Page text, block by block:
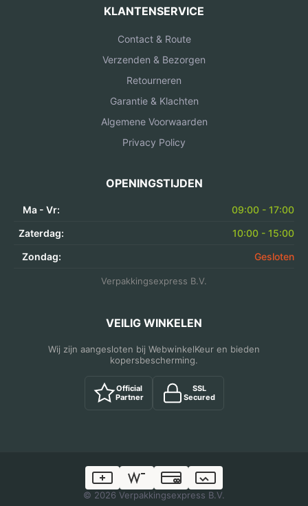
KLANTENSERVICE
Contact & Route
Verzenden & Bezorgen
Retourneren
Garantie & Klachten
Algemene Voorwaarden
Privacy Policy
OPENINGSTIJDEN
Ma - Vr:
09:00 - 17:00
Zaterdag:
10:00 - 15:00
Zondag:
Gesloten
Verpakkingsexpress B.V.
VEILIG WINKELEN
Wij zijn aangesloten bij WebwinkelKeur en bieden
kopersbescherming.
Official
Partner
SSL
Secured
© 2026 Verpakkingsexpress B.V.